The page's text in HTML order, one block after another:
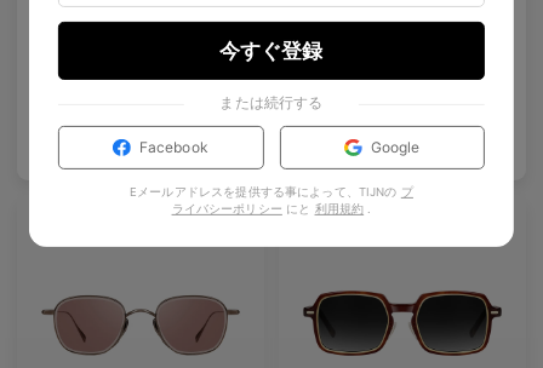
Melisha
Colours available
US$120.00
バッグに入れる
Maaike Clip-On
US$50.00
35.00 バッグに入れる
今すぐ登録
または続行する
Facebook Google
Eメールアドレスを提供する事によって、TIJNの プ
ライバシーポリシー にと 利用規約